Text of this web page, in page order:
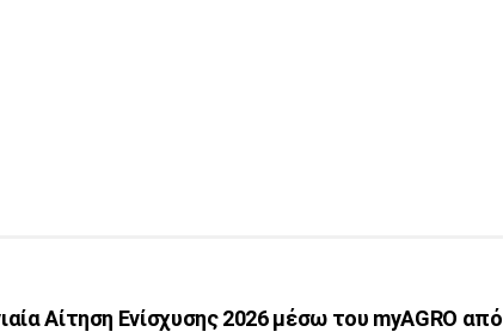
Αίτηση Ενίσχυσης 2026 μέσω του myAGRO από